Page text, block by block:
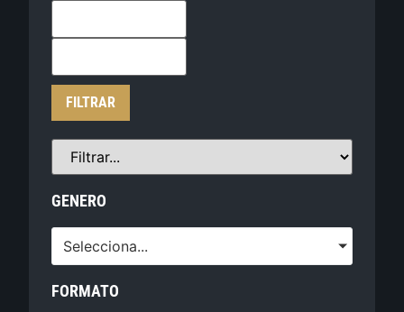
FILTRAR
GENERO
Selecciona...
FORMATO